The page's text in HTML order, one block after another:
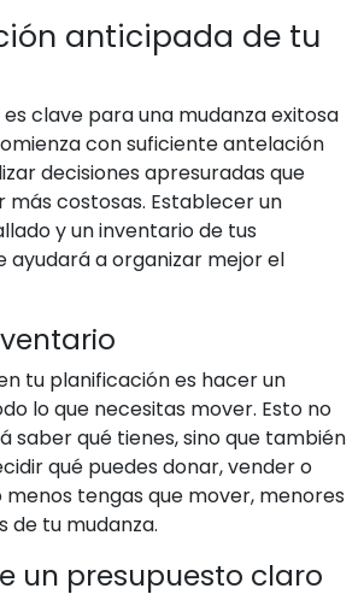
anticipada de tu
clave para una mudanza exitosa
con suficiente antelación
decisiones apresuradas que
más costosas. Establecer un
y un inventario de tus
ayudará a organizar mejor el
tu planificación es hacer un
lo que necesitas mover. Esto no
saber qué tienes, sino que también
qué puedes donar, vender o
menos tengas que mover, menores
de tu mudanza.
un presupuesto claro